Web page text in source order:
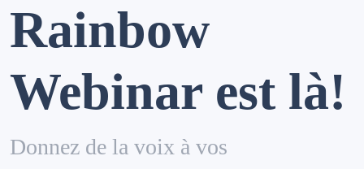
Rainbow
Webinar est là!
Donnez de la voix à vos